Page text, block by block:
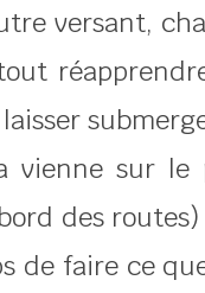
versant,
vienne sur le
des
faire ce